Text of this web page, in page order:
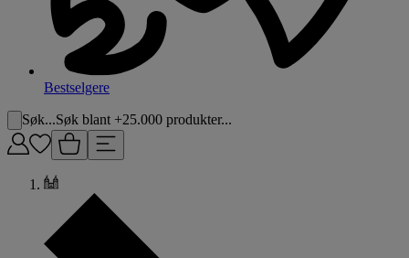
Bestselgere
Søk...Søk blant +25.000 produkter...